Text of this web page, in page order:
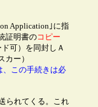
Application｣に指
証明書のコピー
可）を同封しＡ
ー）
、この手続きは必
られてくる。これ